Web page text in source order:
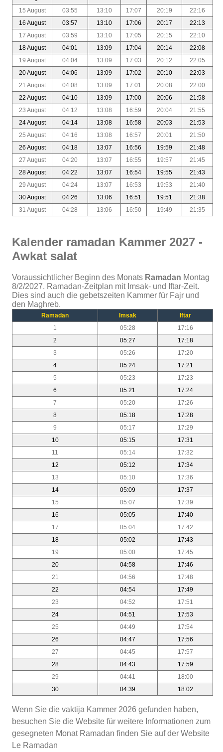
15 August
03:55 13:10 17:07 20:19
22:16
16 August
03:57 13:10 17:06 20:17
22:13
17 August
03:59 13:10 17:05 20:15
22:10
18 August
04:01 13:09 17:04 20:14
22:08
19 August
04:04 13:09 17:03 20:12
22:05
20 August
04:06 13:09 17:02 20:10
22:03
21 August
04:08 13:09 17:01 20:08
22:00
22 August
04:10 13:09 17:00 20:06
21:58
23 August
04:12 13:08 16:59 20:04
21:55
24 August
04:14 13:08 16:58 20:03
21:53
25 August
04:16 13:08 16:57 20:01
21:50
26 August
04:18 13:07 16:56 19:59
21:48
27 August
04:20 13:07 16:55 19:57
21:45
28 August
04:22 13:07 16:54 19:55
21:43
29 August
04:24 13:07 16:53 19:53
21:40
30 August
04:26 13:06 16:51 19:51
21:38
31 August
04:28 13:06 16:50 19:49 21:35
Kalender ramadan Kammer 2027 -
Awkat salat
Voraussichtlicher Beginn des Monats Ramadan Montag
8/2/2027. Ramadan-Zeitplan mit Imsak- und Iftar-Zeit.
Dies sind auch die gebetszeiten Kammer für Fajr und
den Maghreb.
Ramadan Imsak
Iftar
1
05:28
17:16
2
05:27
17:18
3
05:26
17:20
4
05:24
17:21
5
05:23
17:23
6
05:21
17:24
7
05:20
17:26
8
05:18
17:28
9
05:17
17:29
10
05:15
17:31
11
05:14
17:32
12
05:12
17:34
13
05:10
17:36
14
05:09
17:37
15
05:07
17:39
16
05:05
17:40
17
05:04
17:42
18
05:02
17:43
19
05:00
17:45
20
04:58
17:46
21
04:56
17:48
22
04:54
17:49
23
04:52
17:51
24
04:51
17:53
25
04:49
17:54
26
04:47
17:56
27
04:45
17:57
28
04:43
17:59
29
04:41
18:00
30
04:39 18:02
Wenn Sie die vaktija Kammer 2026 gefunden haben,
besuchen Sie die Website für weitere Informationen zum
gesegneten Monat Ramadan finden Sie auf der Website
Le Ramadan